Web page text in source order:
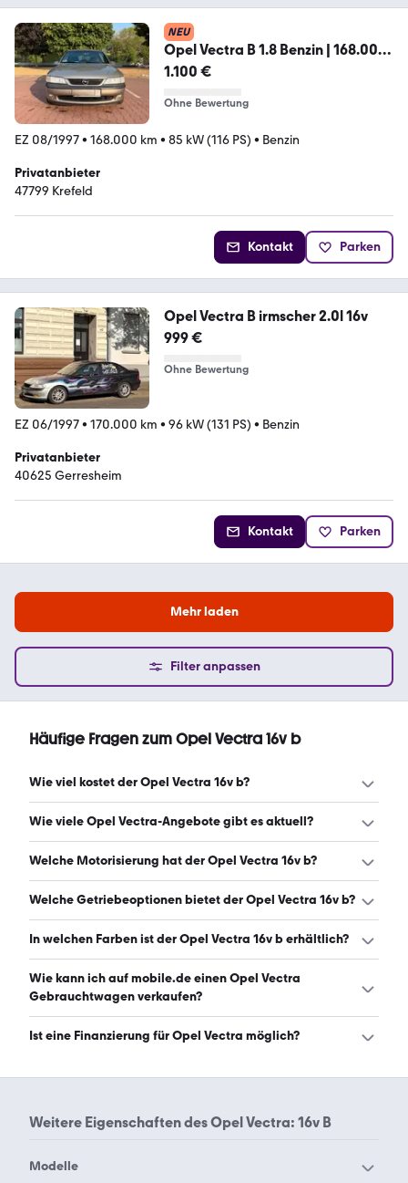
NEU
Opel Vectra B 1.8 Benzin | 168.000
km | Kl...
1.100 €
Ohne Bewertung
EZ 08/1997• 168.000 km • 85 kW (116 PS) • Benzin
Privatanbieter
47799 Krefeld
Kontakt Parken
Opel Vectra B irmscher 2.0l 16v
999 €
Ohne Bewertung
EZ 06/1997• 170.000 km • 96 kW (131 PS) • Benzin
Privatanbieter
40625 Gerresheim
Kontakt Parken
Mehr laden
Filter anpassen
Häufige Fragen zum Opel Vectra 16v b
Wie viel kostet der Opel Vectra 16v b?
Ein guter Preis für einen Opel Vectra 16v b liegt zwischen
Wie viele Opel Vectra-Angebote gibt es aktuell?
Es gibt insgesamt 29 Opel Vectra bei mobile.de, davon 29
Welche Motorisierung hat der Opel Vectra 16v b?
Der Opel Vectra 16v b hat Leistungen zwischen 101 und
Welche Getriebeoptionen bietet der Opel Vectra 16v b?
Der Opel Vectra 16v b ist mit manuellem und
In welchen Farben ist der Opel Vectra 16v b erhältlich?
Den Opel Vectra 16v b gibt es in folgenden Farben: silber,
grau, grün und weiß. Die häufigste Farbe ist silber. (Stand:
Wie kann ich auf mobile.de einen Opel Vectra
Gebrauchtwagen verkaufen?
Alle Informationen zum Verkauf an mobile.de-
Ist eine Finanzierung für Opel Vectra möglich?
jeweiligen Angebotsseite berechnet werden.
Weitere Eigenschaften desOpel Vectra: 16v B
Modelle